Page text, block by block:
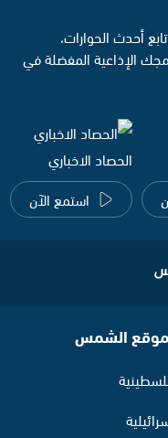
أحدث الحوارات،
الإذاعية المفضلة في
الحصاد الاخباري
استمع الآن
موقع الشمس